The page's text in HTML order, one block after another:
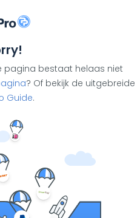
pagina bestaat helaas niet
? Of bekijk de uitgebreide
Guide.